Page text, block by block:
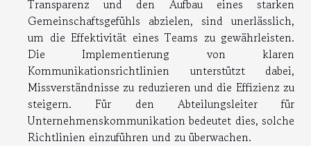
Transparenz und den Aufbau eines starken
Gemeinschaftsgefühls abzielen, sind unerlässlich,
um die Effektivität eines Teams zu gewährleisten.
Die Implementierung von klaren
Kommunikationsrichtlinien unterstützt dabei,
Missverständnisse zu reduzieren und die Effizienz zu
steigern. Für den Abteilungsleiter für
Unternehmenskommunikation bedeutet dies, solche
Richtlinien einzuführen und zu überwachen.